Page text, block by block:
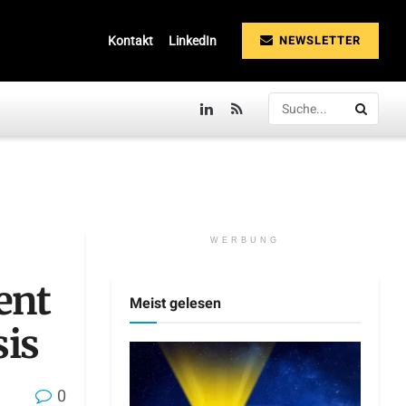
Kontakt LinkedIn NEWSLETTER
0
WERBUNG
Meist gelesen